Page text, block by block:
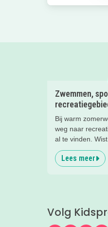
Zwemmen,
Bij warm
weg naar
al te vinden.
zwemmen
voor het hele
Lees meer
Volg